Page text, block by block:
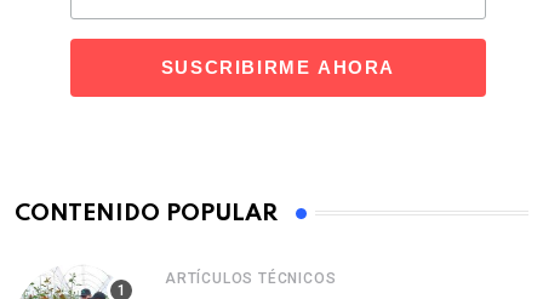
CONTENIDO POPULAR
ARTÍCULOS TÉCNICOS